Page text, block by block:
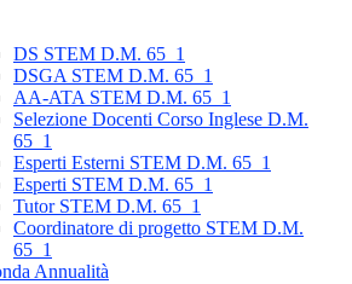
DS STEM D.M. 65_1
DSGA STEM D.M. 65_1
AA-ATA STEM D.M. 65_1
Selezione Docenti Corso Inglese D.M.
65_1
Esperti Esterni STEM D.M. 65_1
Esperti STEM D.M. 65_1
Tutor STEM D.M. 65_1
Coordinatore di progetto STEM D.M.
65_1
Annualità